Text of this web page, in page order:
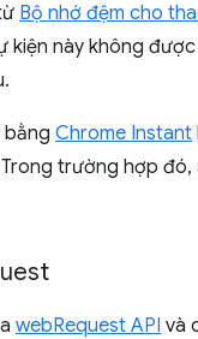
Bộ nhớ đệm cho
kiện này không
Chrome Instant
trường hợp đó,
webRequest API và